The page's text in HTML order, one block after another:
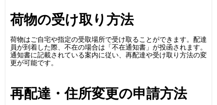
荷物の受け取り方法
荷物はご自宅や指定の受取場所で受け取ることができます。配達
員が到着した際、不在の場合は「不在通知書」が投函されます。
通知書に記載されている案内に従い、再配達や受け取り方法の変
更が可能です。
再配達・住所変更の申請方法